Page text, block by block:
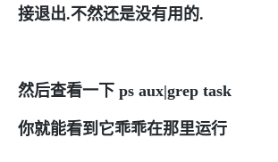
接退出.不然还是没有用的.
然后查看一下 ps aux|grep task
你就能看到它乖乖在那里运行